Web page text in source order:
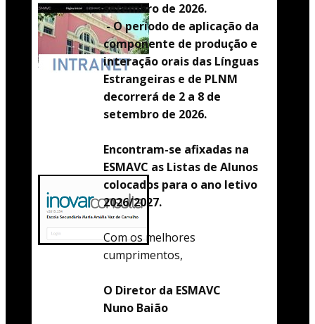
setembro de 2026.
- O período de aplicação da
componente de produção e
interação orais das Línguas
Estrangeiras e de PLNM
decorrerá de 2 a 8 de
setembro de 2026.
Encontram-se afixadas na
ESMAVC as Listas de Alunos
colocados para o ano letivo
2026/2027.
Com os melhores
cumprimentos,
O Diretor da ESMAVC
Nuno Baião